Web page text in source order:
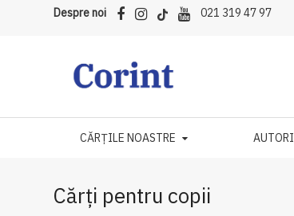
Despre noi 021 319 47 97
CĂRȚILE NOASTRE AUTORI
Cărți pentru copii